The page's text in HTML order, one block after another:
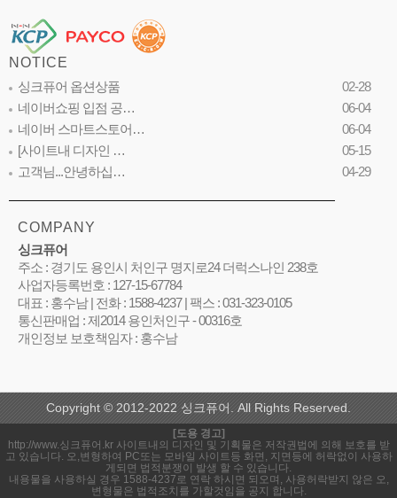
NOTICE
싱크퓨어 옵션상품
02-28
네이버쇼핑 입점 공…
06-04
네이버 스마트스토어…
06-04
[사이트내 디자인 …
05-15
고객님...안녕하십…
04-29
COMPANY
싱크퓨어
주소 : 경기도 용인시 처인구 명지로24 더럭스나인 238호
사업자등록번호 : 127-15-67784
대표 : 홍수남 | 전화 : 1588-4237 | 팩스 : 031-323-0105
통신판매업 : 제2014 용인처인구 - 00316호
개인정보 보호책임자 : 홍수남
Copyright © 2012-2022 싱크퓨어. All Rights Reserved.
[도용 경고]
http://www.싱크퓨어.kr 사이트내의 디자인 및 기획물은 저작권법에 의해 보호를 받
고 있습니다. 오,변형하여 PC또는 모바일 사이트등 화면, 지면등에 허락없이 사용하
게되면 법적분쟁이 발생 할 수 있습니다.
내용물을 사용하실 경우 1588-4237로 연락 하시면 되오며, 사용허락받지 않은 오,
변형물은 법적조치를 가할것임을 공지 합니다.